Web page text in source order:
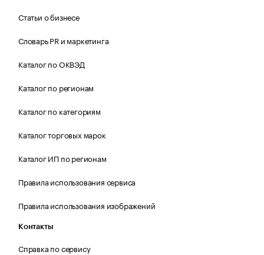
Статьи о бизнесе
Словарь PR и маркетинга
Каталог по ОКВЭД
Каталог по регионам
Каталог по категориям
Каталог торговых марок
Каталог ИП по регионам
Правила использования сервиса
Правила использования изображений
Контакты
Справка по сервису